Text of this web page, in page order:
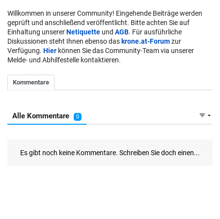
Willkommen in unserer Community! Eingehende Beiträge werden
geprüft und anschließend veröffentlicht. Bitte achten Sie auf
Einhaltung unsererNetiquette und AGB. Für ausführliche
Diskussionen steht Ihnen ebenso das krone.at-Forumzur
Verfügung. Hier können Sie das Community-Team via unserer
Melde- und Abhilfestelle kontaktieren.